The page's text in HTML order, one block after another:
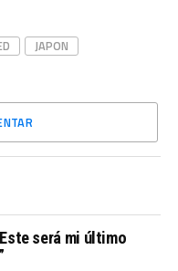
JAPON
será mi último